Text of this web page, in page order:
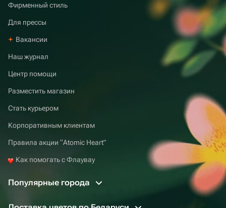
Фирменный стиль
Для прессы
Вакансии
Наш журнал
Центр помощи
Разместить магазин
Стать курьером
Корпоративным клиентам
Правила акции “Atomic Heart”
Как помогать с Флаувау
Популярные города